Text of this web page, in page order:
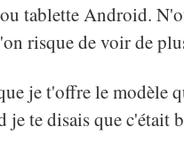
tablette Android.
risque de voir de
je t'offre le modèle
je te disais que c'était